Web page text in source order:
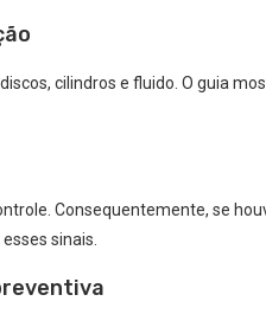
cilindros e fluido. O guia
Consequentemente, se
sinais.